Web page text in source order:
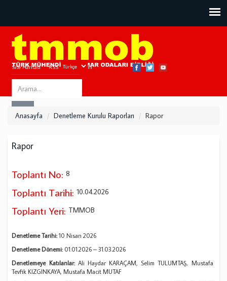
Site Haritası RSS Bize Ulaşın
Search
this
Anasayfa Denetleme Kurulu Raporları Rapor
Rapor
Toplantı No: 8
Toplantı Tarihi: 10.04.2026
Toplantı Yeri: TMMOB
Denetleme Tarihi:10 Nisan 2026
Denetleme Dönemi: 01.01.2026 – 31.03.2026
Denetlemeye Katılanlar:Ali Haydar KARAÇAM, Selim TULUMTAŞ, Mustafa
Tevfik KIZGINKAYA, Mustafa Macit MUTAF